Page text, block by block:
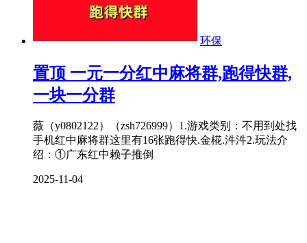
环保
置顶 一元一分红中麻将群,跑得快群,
一块一分群
薇（y0802122）（zsh726999）1.游戏类别：不用到处找
手机红中麻将群这里有16张跑得快.金椛.汼汼2.玩法介
绍：①广东红中赖子推倒
2025-11-04